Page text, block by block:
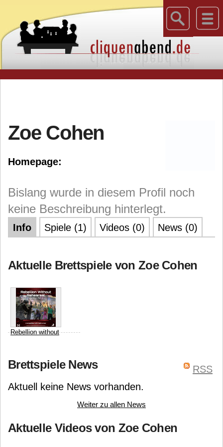
Zoe Cohen
Homepage:
Bislang wurde in diesem Profil noch
keine Beschreibung hinterlegt.
Info Spiele (1) Videos (0) News (0)
Aktuelle Brettspiele von Zoe Cohen
Rebellion without
(fan expansion for
Android: Netrunner)
Julien Chaput Null Signal
RSS
Brettspiele News
Aktuell keine News vorhanden.
Weiter zu allen News
Aktuelle Videos von Zoe Cohen